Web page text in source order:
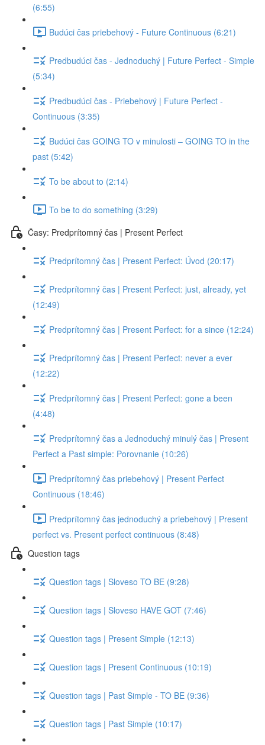
(6:55)
Budúci čas priebehový - Future Continuous (6:21)
Predbudúci čas - Jednoduchý | Future Perfect - Simple
(5:34)
Predbudúci čas - Priebehový | Future Perfect -
Continuous (3:35)
Budúci čas GOING TO v minulosti – GOING TO in the
past (5:42)
To be about to (2:14)
To be to do something (3:29)
Časy: Predprítomný čas | Present Perfect
Predprítomný čas | Present Perfect: Úvod (20:17)
Predprítomný čas | Present Perfect: just, already, yet
(12:49)
Predprítomný čas | Present Perfect: for a since (12:24)
Predprítomný čas | Present Perfect: never a ever
(12:22)
Predprítomný čas | Present Perfect: gone a been
(4:48)
Predprítomný čas a Jednoduchý minulý čas | Present
Perfect a Past simple: Porovnanie (10:26)
Predprítomný čas priebehový | Present Perfect
Continuous (18:46)
Predprítomný čas jednoduchý a priebehový | Present
perfect vs. Present perfect continuous (8:48)
Question tags
Question tags | Sloveso TO BE (9:28)
Question tags | Sloveso HAVE GOT (7:46)
Question tags | Present Simple (12:13)
Question tags | Present Continuous (10:19)
Question tags | Past Simple - TO BE (9:36)
Question tags | Past Simple (10:17)